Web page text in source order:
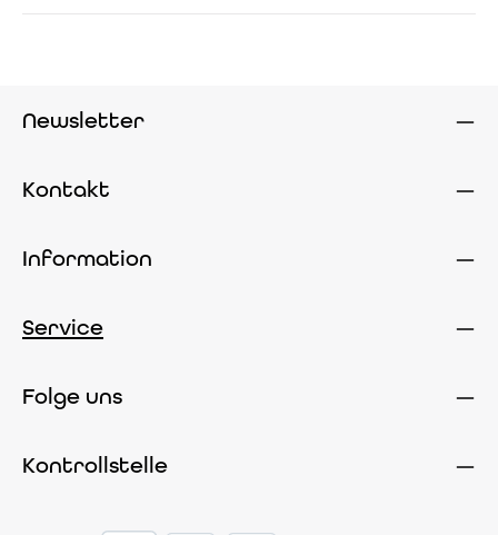
Newsletter
Kontakt
Information
Service
Folge uns
Kontrollstelle